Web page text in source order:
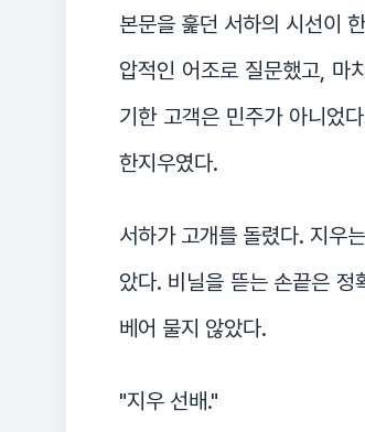
본문을 훑던 서하의 시선이
압적인 어조로 질문했고, 마
기한 고객은 민주가 아니었
한지우였다.
서하가 고개를 돌렸다. 지우
았다. 비닐을 뜯는 손끝은
베어 물지 않았다.
"지우 선배."